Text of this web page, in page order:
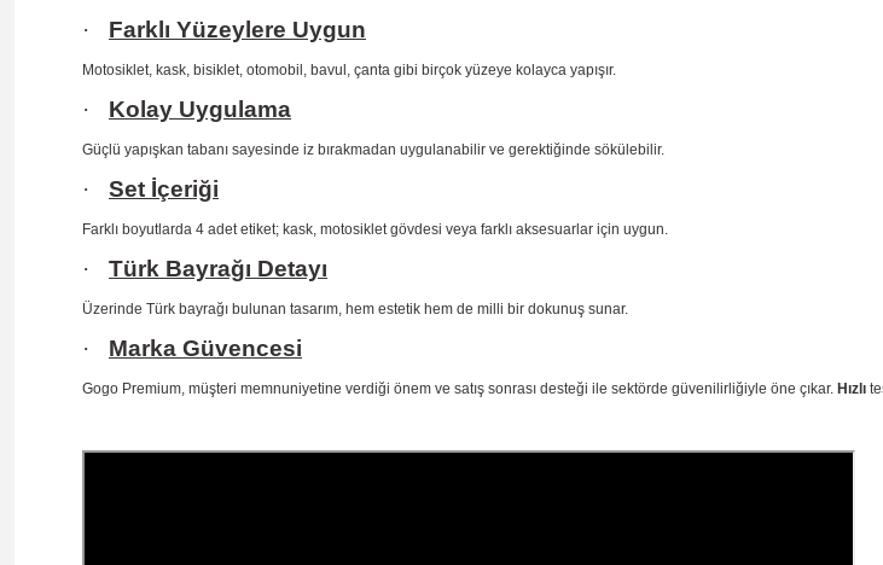
· Farklı Yüzeylere Uygun
Motosiklet, kask, bisiklet, otomobil, bavul, çanta gibi birçok yüzeye kolayca yapışır.
· Kolay Uygulama
Güçlü yapışkan tabanı sayesinde iz bırakmadan uygulanabilir ve gerektiğinde sökülebilir.
· Set İçeriği
Farklı boyutlarda 4 adet etiket; kask, motosiklet gövdesi veya farklı aksesuarlar için uygun.
· Türk Bayrağı Detayı
Üzerinde Türk bayrağı bulunan tasarım, hem estetik hem de milli bir dokunuş sunar.
· Marka Güvencesi
Gogo Premium, müşteri memnuniyetine verdiği önem ve satış sonrası desteği ile sektörde güvenilirliğiyle öne çıkar. Hızlı